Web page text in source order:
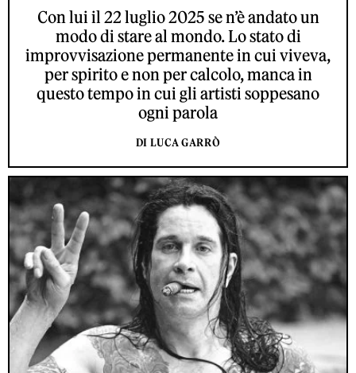
Con lui il 22 luglio 2025 se n’è andato un
modo di stare al mondo. Lo stato di
improvvisazione permanente in cui viveva,
per spirito e non per calcolo, manca in
questo tempo in cui gli artisti soppesano
ogni parola
DI LUCA GARRÒ